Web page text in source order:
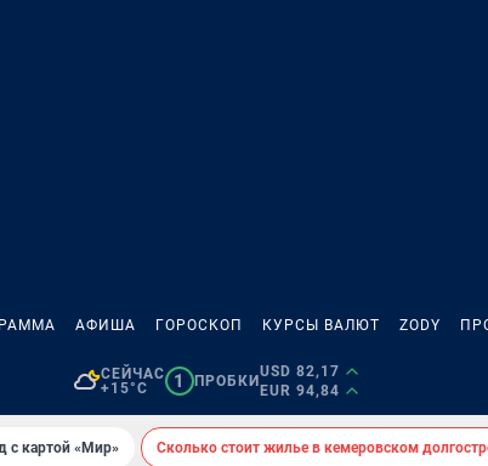
АФИША ГОРОСКОП КУРСЫ ВАЛЮТ ZODY
СЕЙЧАС
+15°C
1 ПРОБКИ
USD 82,17
EUR 94,84
с картой «Мир» Сколько стоит жилье в кемеровском